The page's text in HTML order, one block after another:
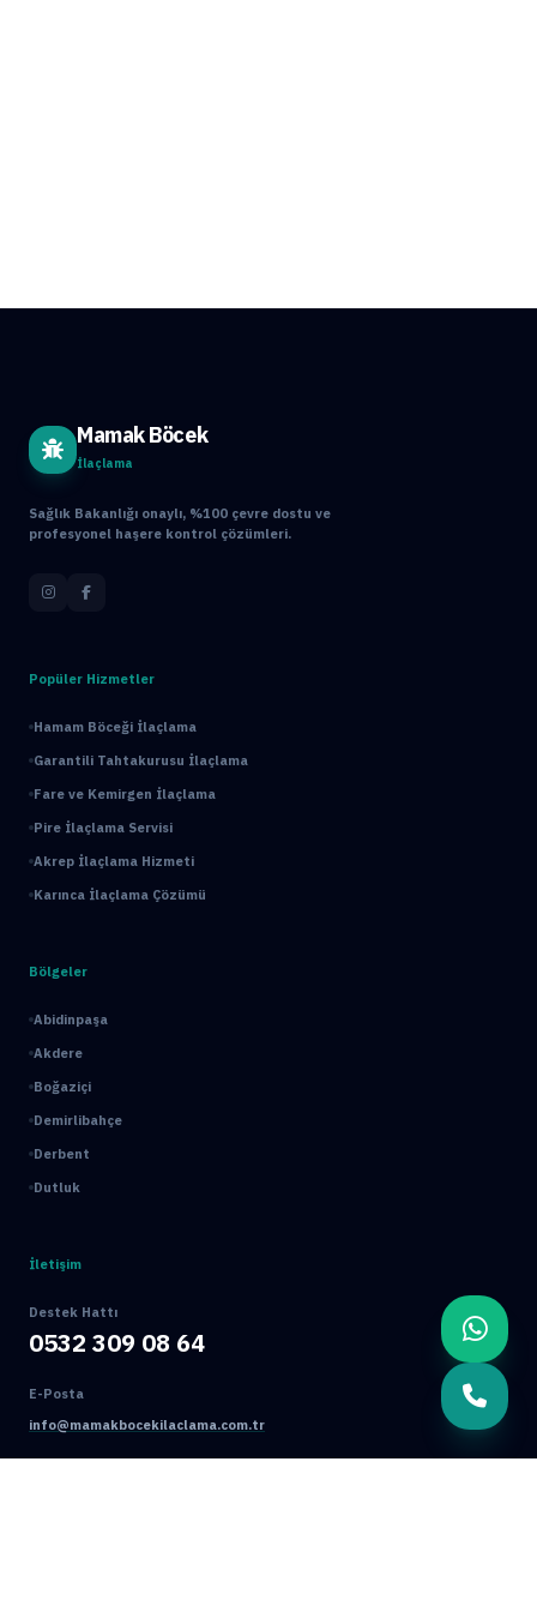
Mamak Böcek
İlaçlama
Sağlık Bakanlığı onaylı, %100 çevre dostu ve
profesyonel haşere kontrol çözümleri.
Popüler Hizmetler
Hamam Böceği İlaçlama
Garantili Tahtakurusu İlaçlama
Fare ve Kemirgen İlaçlama
Pire İlaçlama Servisi
Akrep İlaçlama Hizmeti
Karınca İlaçlama Çözümü
Bölgeler
Abidinpaşa
Akdere
Boğaziçi
Demirlibahçe
Derbent
Dutluk
İletişim
Destek Hattı
0532 309 08 64
E-Posta
info@mamakbocekilaclama.com.tr